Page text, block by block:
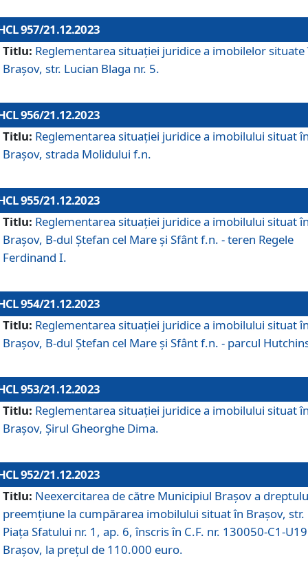
957/21.12.2023
Titlu: Reglementarea situației juridice a imobilelor situate
Brașov, str. Lucian Blaga nr. 5.
956/21.12.2023
Titlu: Reglementarea situației juridice a imobilului situat
Brașov, strada Molidului f.n.
955/21.12.2023
Titlu: Reglementarea situației juridice a imobilului situat
Brașov, B-dul Ștefan cel Mare și Sfânt f.n. - teren Regele
Ferdinand I.
954/21.12.2023
Titlu: Reglementarea situației juridice a imobilului situat
Brașov, B-dul Ștefan cel Mare și Sfânt f.n. - parcul
953/21.12.2023
Titlu: Reglementarea situației juridice a imobilului situat
Brașov, Șirul Gheorghe Dima.
952/21.12.2023
Titlu: Neexercitarea de către Municipiul Brașov a
preemțiune la cumpărarea imobilului situat în Brașov, str.
Piața Sfatului nr. 1, ap. 6, înscris în C.F. nr. 130050-C1-U19
Brașov, la prețul de 110.000 euro.